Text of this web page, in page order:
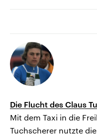
Die Flucht des Claus
Mit dem Taxi in die
Tuchscherer nutzte